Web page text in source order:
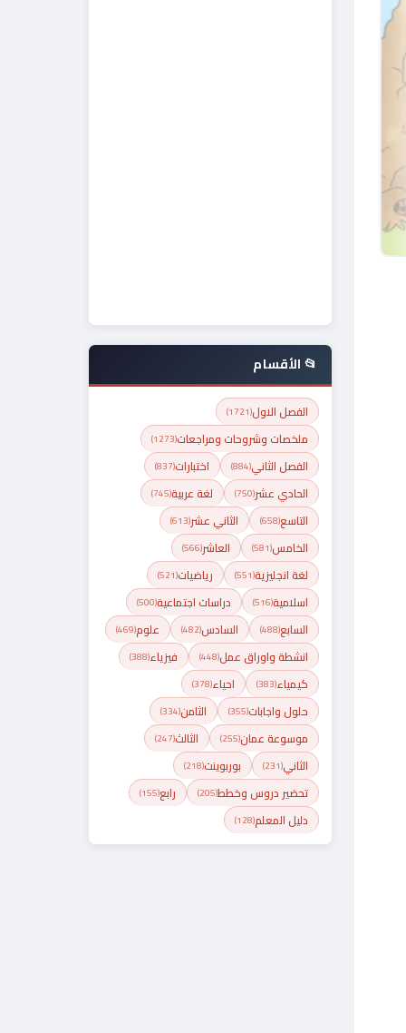
📂 الأقسام
الفصل الاول(1721)
ملخصات وشروحات ومراجعات(1273)
الفصل الثاني(884) اختبارات(837)
الحادي عشر(750) لغة عربية(745)
التاسع(658) الثاني عشر(613)
الخامس(581) العاشر(566)
لغة انجليزية(551) رياضيات(521)
اسلامية(516) دراسات اجتماعية(500)
السابع(488) السادس(482) علوم(469)
انشطة واوراق عمل(448) فيزياء(388)
كيمياء(383) احياء(378)
حلول واجابات(355) الثامن(334)
موسوعة عمان(255) الثالث(247)
الثاني(231) بوربوينت(218)
تحضير دروس وخطط(205) رابع(155)
دليل المعلم(128)